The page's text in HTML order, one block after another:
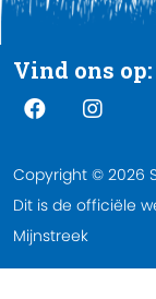
Vind ons op:
Copyright © 2026
Dit is de officiële
Mijnstreek